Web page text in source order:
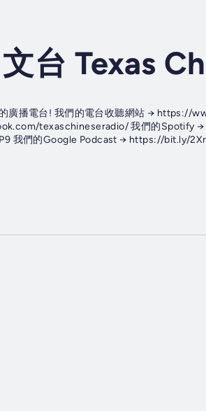
台 Texas
廣播電台! 我們的電台收聽網站 → https://
texaschineseradio/ 我們的Spotify
我們的Google Podcast → https://bit.ly/